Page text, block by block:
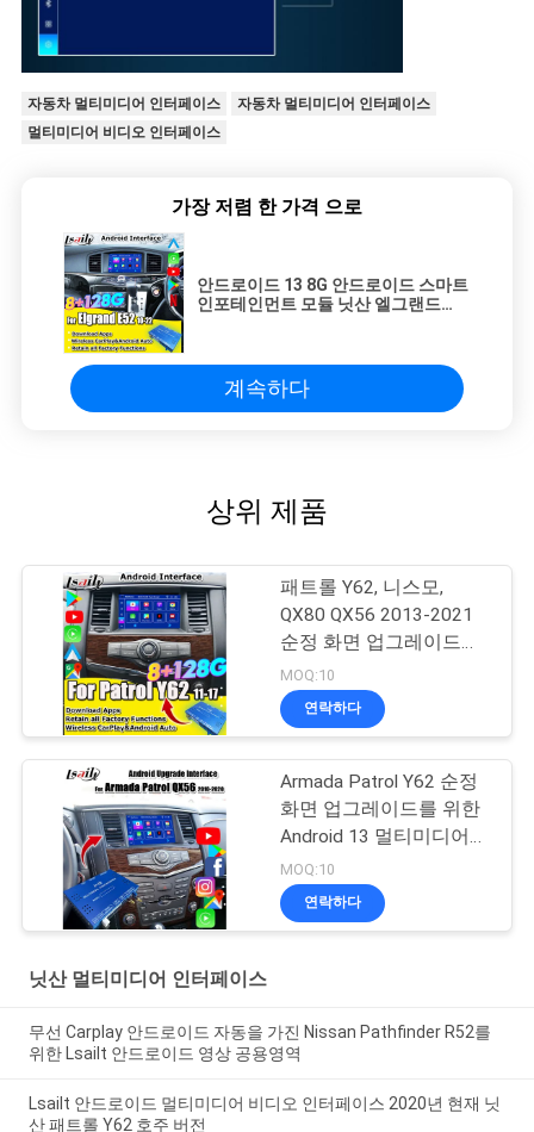
자동차 멀티미디어 인터페이스
자동차 멀티미디어 인터페이스
멀티미디어 비디오 인터페이스
가장 저렴 한 가격 으로
안드로이드 13 8G 안드로이드 스마트
인포테인먼트 모듈 닛산 엘그랜드
계속하다
상위 제품
패트롤 Y62, 니스모,
QX80 QX56 2013-2021
순정 화면 업그레이드용
닛산 멀티미디어 인터페
이스 (무선 카플레이, 안
드로이드 오토, 유튜브 포
MOQ:10
연락하다
Armada Patrol Y62 순정
화면 업그레이드를 위한
Android 13 멀티미디어
모듈 (무선 CarPlay,
YouTube, Google 지도 포
함)
MOQ:10
연락하다
닛산 멀티미디어 인터페이스
무선 Carplay 안드로이드 자동을 가진 Nissan Pathfinder R52를
위한 Lsailt 안드로이드 영상 공용영역
Lsailt 안드로이드 멀티미디어 비디오 인터페이스 2020년 현재 닛
산 패트롤 Y62 호주 버전